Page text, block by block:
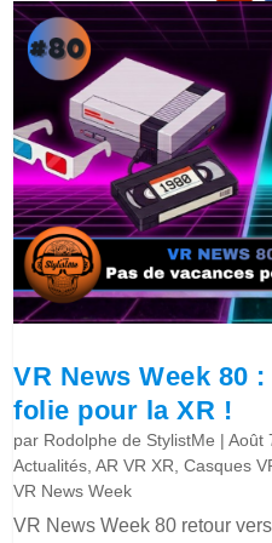
VR News Week 80
folie pour la XR !
par Rodolphe de StylistMe |Août
Actualités,AR VR XR,Casques
VR News Week
VR News Week 80 retour